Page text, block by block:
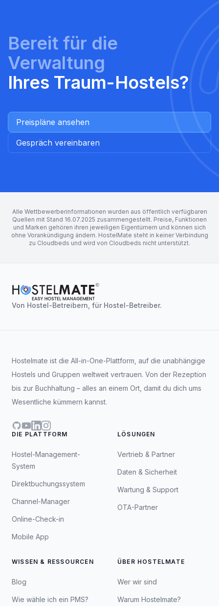
Bereit für die
Verwaltung
Ihres Traum-Hostels?
Preispläne ansehen
Gespräch vereinbaren
Alle Wettbewerberinformationen wurden aus öffentlich verfügbaren
Quellen mit Stand 16.07.2025 zusammengestellt. Preise, Funktionen
und Marken gehören ihren jeweiligen Eigentümern und können sich
ohne Vorankündigung ändern. HostelMate steht in keiner Verbindung
zu Cloudbeds und wird von Cloudbeds nicht unterstützt.
Von Hostel-Betreibern, für Hostel-Betreiber.
Hostelmate ist die All-in-One-Plattform, auf die unabhängige
Hostels und Gruppen weltweit vertrauen. Von der Rezeption
bis zur Buchhaltung – alles an einem Ort, damit du dich ums
Wesentliche kümmern kannst.
GitHub
YouTube
LinkedIn
Instagram
DIE PLATTFORM
Hostel-Management-
System
Direktbuchungssystem
Channel-Manager
Online-Check-in
Mobile App
LÖSUNGEN
Vertrieb & Partner
Daten & Sicherheit
Wartung & Support
OTA-Partner
WISSEN & RESSOURCEN
Blog
Wie wähle ich ein PMS?
ÜBER HOSTELMATE
Wer wir sind
Warum Hostelmate?